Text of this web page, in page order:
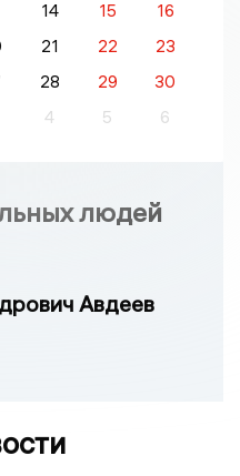
14 15
16
21 22
23
28 29
30
4 5 6
людей
Авдеев